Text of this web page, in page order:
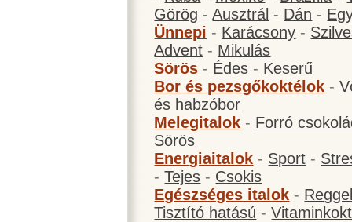
Görög -Ausztrál - Dán -
Ünnepi - Karácsony -
Advent - Mikulás
Sörös - Édes - Keserű
Bor és pezsgőkoktélok -
és habzóbor
Melegitalok - Forró
Sörös
Energiaitalok - Sport -
-Tejes - Csokis
Egészséges italok -
Tisztító hatású -